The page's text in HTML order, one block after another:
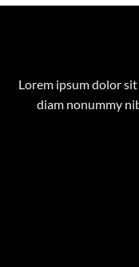
Lorem ipsum dolor
diam nonummy